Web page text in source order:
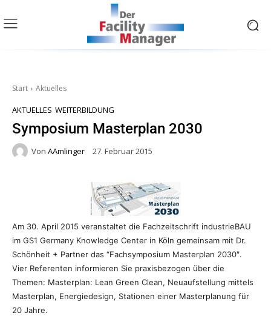
Start Aktuelles
AKTUELLES WEITERBILDUNG
Symposium Masterplan 2030
Von AAmlinger 27. Februar 2015
Am 30. April 2015 veranstaltet die Fachzeitschrift industrieBAU
im GS1 Germany Knowledge Center in Köln gemeinsam mit Dr.
Schönheit + Partner das “Fachsymposium Masterplan 2030″.
Vier Referenten informieren Sie praxisbezogen über die
Themen: Masterplan: Lean Green Clean, Neuaufstellung mittels
Masterplan, Energiedesign, Stationen einer Masterplanung für
20 Jahre.